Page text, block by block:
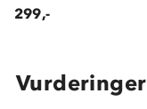
299,-
Vurderinger